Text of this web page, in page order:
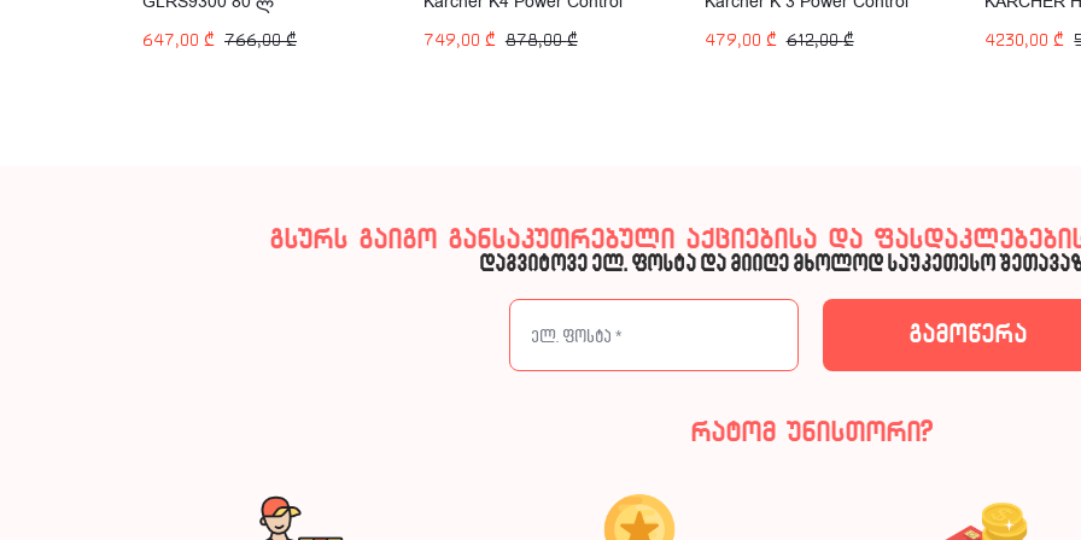
647,00 ₾ 766,00₾ 749,00 ₾ 878,00₾ 479,00 ₾ 612,00₾
308.0)
4230,00₾
გსურს გაიგო განსაკუთრებული აქციებისა და
დაგვიტოვე ელ. ფოსტა და მიიღე მხოლოდ საუკეთესო
რატომ უნისთორი?